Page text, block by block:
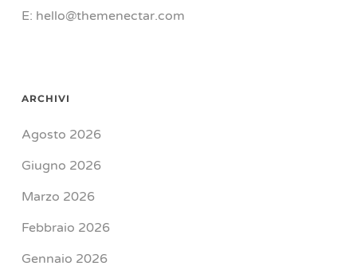
E: hello@themenectar.com
ARCHIVI
Agosto 2026
Giugno 2026
Marzo 2026
Febbraio 2026
Gennaio 2026